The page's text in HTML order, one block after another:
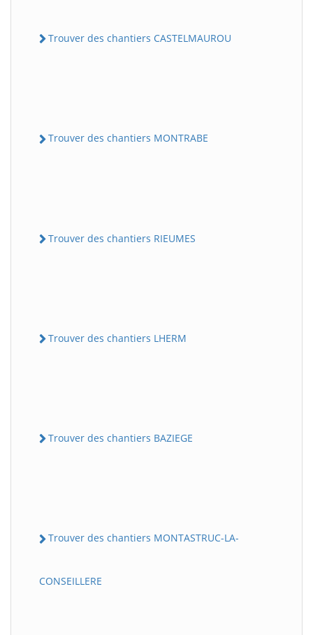
Trouver des chantiers CASTELMAUROU
Trouver des chantiers MONTRABE
Trouver des chantiers RIEUMES
Trouver des chantiers LHERM
Trouver des chantiers BAZIEGE
Trouver des chantiers MONTASTRUC-LA-
CONSEILLERE